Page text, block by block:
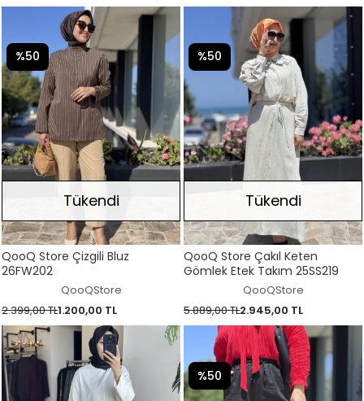
Tükendi
QooQ Store Çizgili Bluz
26FW202
QooQStore
2.399,00 TL1.200,00 TL
%50
Tükendi
QooQ Store Çakıl Keten
Gömlek Etek Takım 25SS219
QooQStore
5.889,00 TL2.945,00 TL
%50
%50